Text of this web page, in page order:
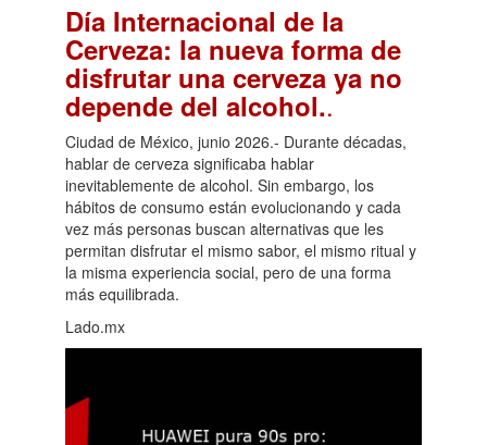
Día Internacional de la
Cerveza: la nueva forma de
disfrutar una cerveza ya no
depende del alcohol..
Ciudad de México, junio 2026.- Durante décadas,
hablar de cerveza significaba hablar
inevitablemente de alcohol. Sin embargo, los
hábitos de consumo están evolucionando y cada
vez más personas buscan alternativas que les
permitan disfrutar el mismo sabor, el mismo ritual y
la misma experiencia social, pero de una forma
más equilibrada.
Lado.mx